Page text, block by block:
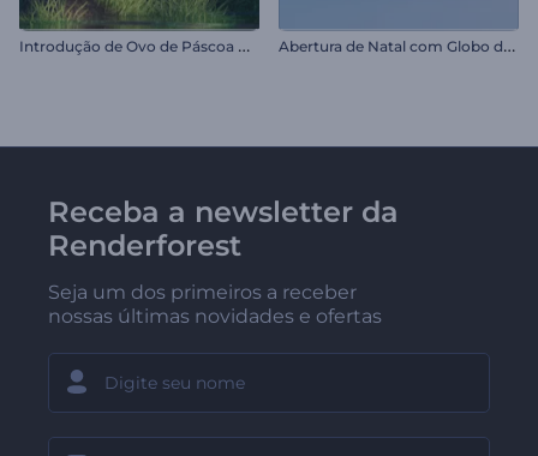
I
ntrodução de Ovo de Páscoa Rachado A
bertura de Natal com Globo de Neve
Receba a newsletter da
Renderforest
Seja um dos primeiros a receber
nossas últimas novidades e ofertas